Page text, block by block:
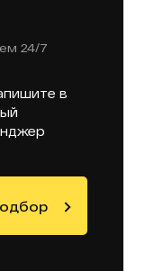
24/7
в